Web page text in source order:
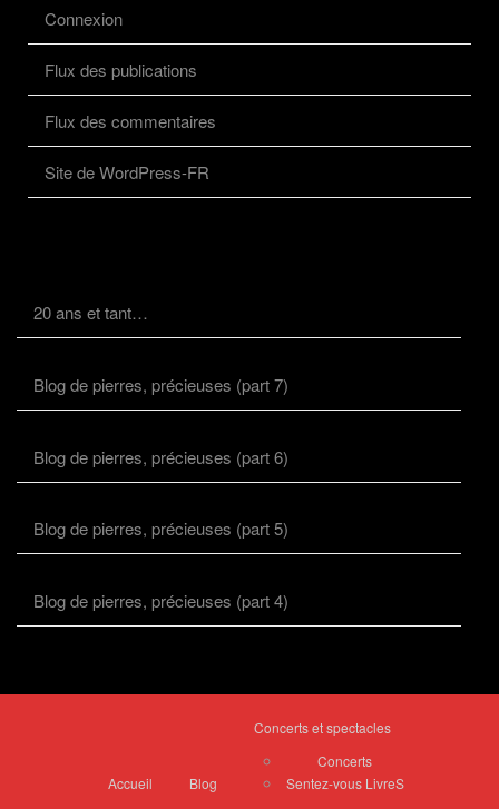
Connexion
Flux des publications
Flux des commentaires
Site de WordPress-FR
20 ans et tant…
Blog de pierres, précieuses (part 7)
Blog de pierres, précieuses (part 6)
Blog de pierres, précieuses (part 5)
Blog de pierres, précieuses (part 4)
Accueil Blog
Concerts et spectacles
Concerts
Sentez-vous LivreS